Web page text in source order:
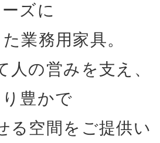
ーズに
業務用家具。
人の営みを支え、
り豊かで
る空間をご提供い